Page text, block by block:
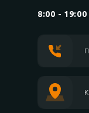
8:00 - 19:00